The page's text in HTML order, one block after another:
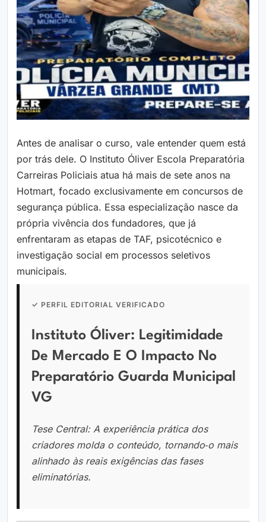
Antes de analisar o curso, vale entender quem está
por trás dele. O Instituto Óliver Escola Preparatória
Carreiras Policiais atua há mais de sete anos na
Hotmart, focado exclusivamente em concursos de
segurança pública. Essa especialização nasce da
própria vivência dos fundadores, que já
enfrentaram as etapas de TAF, psicotécnico e
investigação social em processos seletivos
municipais.
✓ PERFIL EDITORIAL VERIFICADO
Instituto Óliver: Legitimidade
De Mercado E O Impacto No
Preparatório Guarda Municipal
VG
Tese Central: A experiência prática dos
criadores molda o conteúdo, tornando‑o mais
alinhado às reais exigências das fases
eliminatórias.